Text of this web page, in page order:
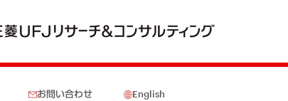
お問い合わせ English